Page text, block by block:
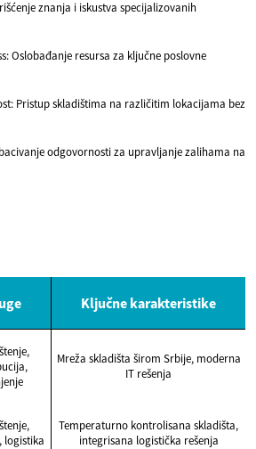
znanja i iskustva specijalizovanih
Oslobađanje resursa za ključne poslovne
Pristup skladištima na različitim lokacijama bez
odgovornosti za upravljanje zalihama na
Ključne karakteristike
Mreža skladišta širom Srbije, moderna
IT rešenja
logistika
Temperaturno kontrolisana skladišta,
integrisana logistička rešenja